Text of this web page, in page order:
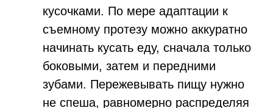
кусочками. По мере адаптации к
съемному протезу можно аккуратно
начинать кусать еду, сначала только
боковыми, затем и передними
зубами. Пережевывать пищу нужно
не спеша, равномерно распределяя